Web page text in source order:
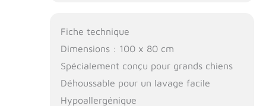
Fiche technique
Dimensions : 100 x 80 cm
Spécialement conçu pour grands chiens
Déhoussable pour un lavage facile
Hypoallergénique